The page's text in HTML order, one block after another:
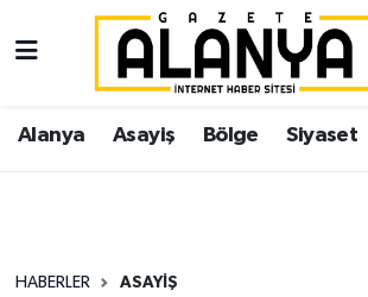
Alanya Asayiş Bölge Siyaset
HABERLER ASAYIŞ
Alanya
Asayiş
Siyaset
İstanbul Nöbetçi Eczaneler
İstanbul Hava Durumu
Süper Lig Puan Durumu ve Fikstür